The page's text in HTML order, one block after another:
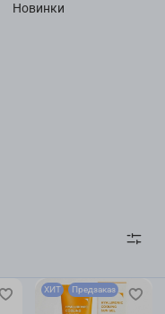
Новинки
ХИТ Предзаказ